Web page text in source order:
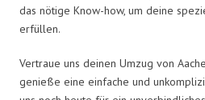
das nötige Know-how, um deine
erfüllen.
Vertraue uns deinen Umzug von
genieße eine einfache und